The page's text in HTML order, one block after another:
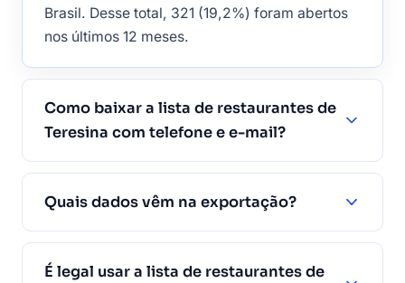
Brasil. Desse total, 321 (19,2%) foram abertos
nos últimos 12 meses.
Como baixar a lista de restaurantes de
Teresina com telefone e e-mail?
Quais dados vêm na exportação?
É legal usar a lista de restaurantes de